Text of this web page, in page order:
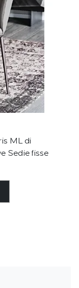
ML di
Sedie fisse